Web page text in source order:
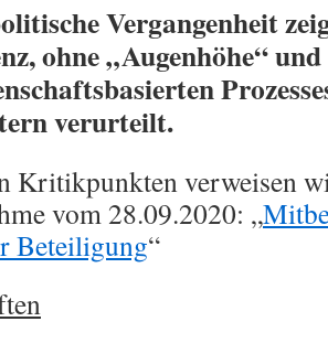
Vergangenheit
ohne „Augenhöhe“
verurteilt.
Kritikpunkten verweisen
vom 28.09.2020: „
Beteiligung“